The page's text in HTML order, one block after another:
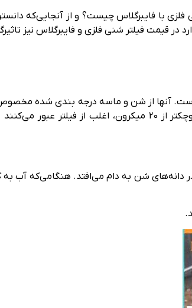
با فایبرگلاس چیست؟ و از آنجایی‌که دانستن
قیمت فیلتر شنی فلزی و فایبرگلاس نیز
است. آنها از شن و ماسه درجه بندی شده
استفاده می‌کنند و ذرات 20 الی 40 میکرون را به راحتی جذب می‌کنند. و قاعدتا ذرات کوچکتر از 20
دانه‌های شن به دام می‌افتد. هنگامی‌که آب به